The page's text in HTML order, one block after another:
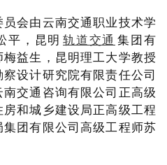
会由云南交通职业技术学
平，昆明 轨道交通 集团有
益生，昆明理工大学教授
设计研究院有限责任公司
交通咨询有限公司正高级
和城乡建设局正高级工程
团有限公司高级工程师苏